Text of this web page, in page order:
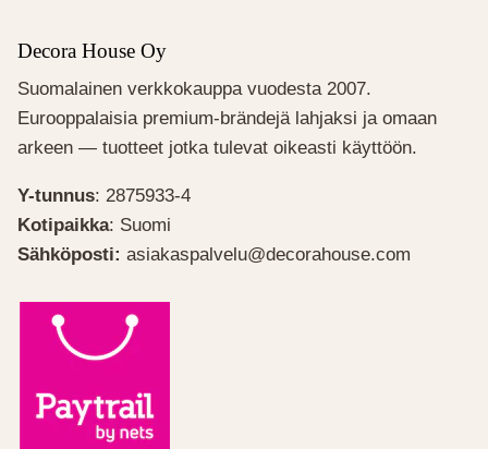
Decora House Oy
Suomalainen verkkokauppa vuodesta 2007.
Eurooppalaisia premium-brändejä lahjaksi ja omaan
arkeen — tuotteet jotka tulevat oikeasti käyttöön.
Y-tunnus: 2875933-4
Kotipaikka: Suomi
Sähköposti: asiakaspalvelu@decorahouse.com